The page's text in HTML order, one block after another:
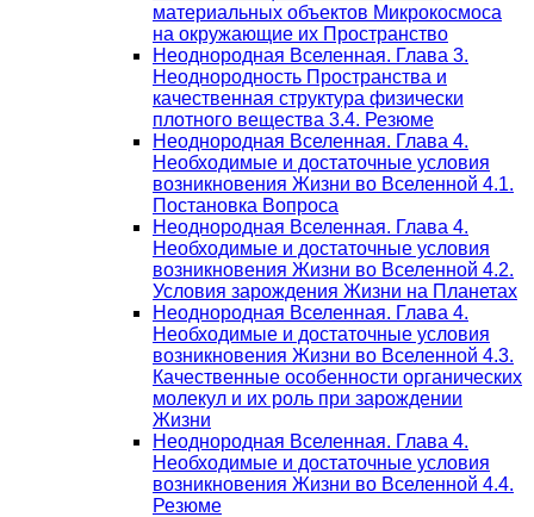
материальных объектов Микрокосмоса
на окружающие их Пространство
Неоднородная Вселенная. Глава 3.
Неоднородность Пространства и
качественная структура физически
плотного вещества 3.4. Резюме
Неоднородная Вселенная. Глава 4.
Необходимые и достаточные условия
возникновения Жизни во Вселенной 4.1.
Постановка Вопроса
Неоднородная Вселенная. Глава 4.
Необходимые и достаточные условия
возникновения Жизни во Вселенной 4.2.
Условия зарождения Жизни на Планетах
Неоднородная Вселенная. Глава 4.
Необходимые и достаточные условия
возникновения Жизни во Вселенной 4.3.
Качественные особенности органических
молекул и их роль при зарождении
Жизни
Неоднородная Вселенная. Глава 4.
Необходимые и достаточные условия
возникновения Жизни во Вселенной 4.4.
Резюме